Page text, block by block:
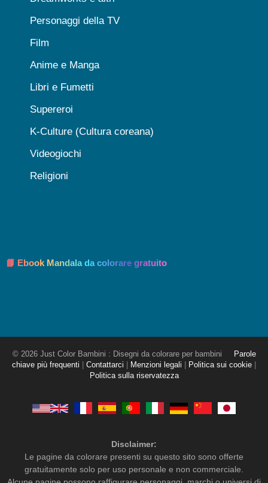
Personaggi della TV
Film
Anime e Manga
Libri e Fumetti
Supereroi
K-Culture (Cultura coreana)
Videogiochi
Religioni
📘 Ebook Mandala da colorare gratuito
© 2026 Just Color Bambini : Disegni da colorare per bambini
Parole
chiave più frequenti
Contattarci Menzioni legali Politica sui cookie
Politica sulla riservatezza
Disclaimer:
Le pagine da colorare presenti su questo sito sono offerte
gratuitamente solo per uso personale e non commerciale.